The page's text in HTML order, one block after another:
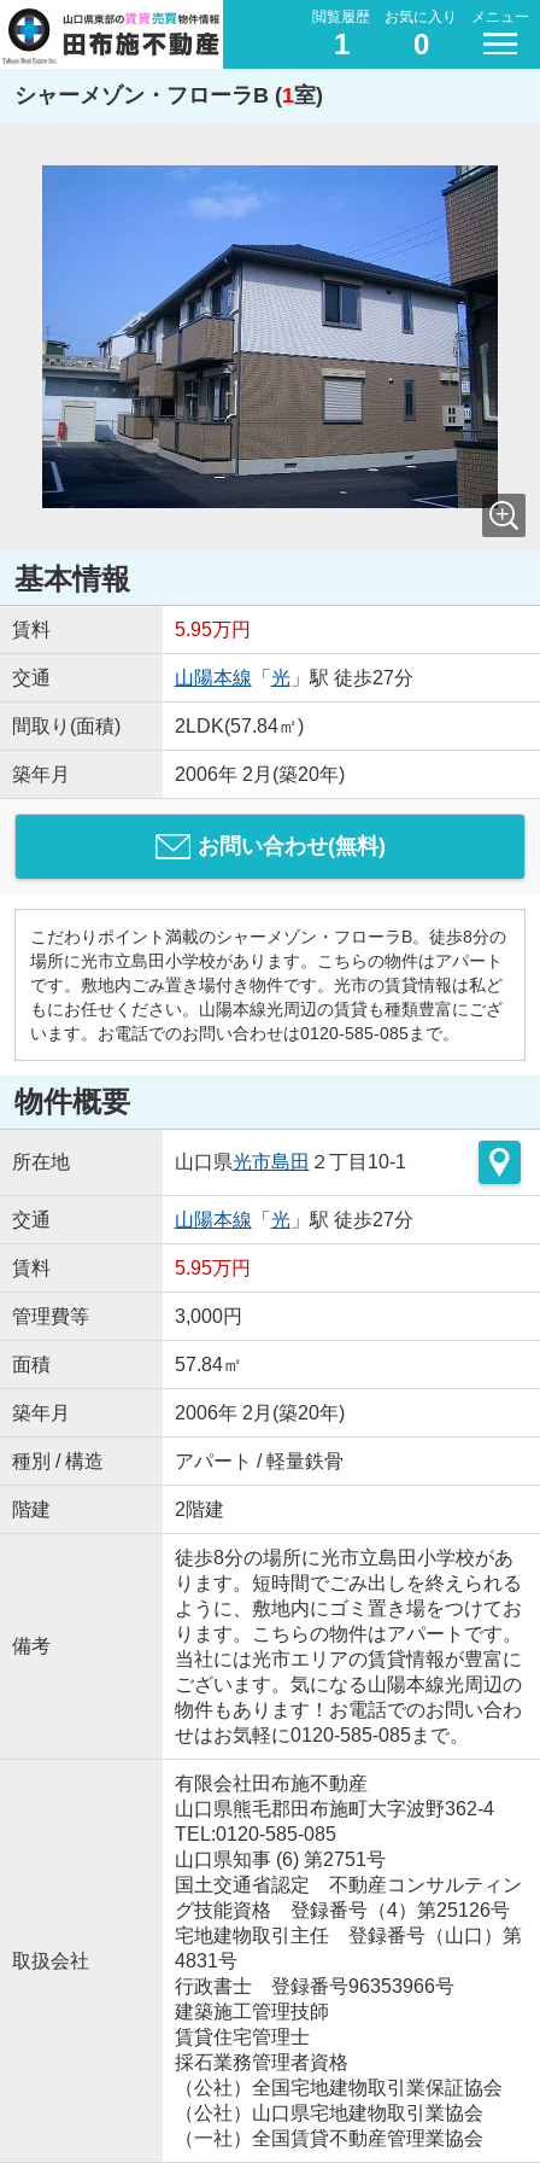
閲覧履歴
1
お気に入り
0
メニュー
シャーメゾン・フローラB (1室)
基本情報
賃料 5.95万円
交通 山陽本線 「 光」駅 徒歩27分
間取り(面積) 2LDK(57.84㎡)
築年月 2006年 2月(築20年)
お問い合わせ(無料)
こだわりポイント満載のシャーメゾン・フローラB。徒歩8分の
場所に光市立島田小学校があります。こちらの物件はアパート
です。敷地内ごみ置き場付き物件です。光市の賃貸情報は私ど
もにお任せください。山陽本線光周辺の賃貸も種類豊富にござ
います。お電話でのお問い合わせは0120-585-085まで。
物件概要
所在地 山口県光市島田 ２丁目10-1
交通 山陽本線 「 光」駅 徒歩27分
賃料 5.95万円
管理費等 3,000円
面積 57.84㎡
築年月 2006年 2月(築20年)
種別 / 構造 アパート / 軽量鉄骨
階建 2階建
備考
徒歩8分の場所に光市立島田小学校があ
ります。短時間でごみ出しを終えられる
ように、敷地内にゴミ置き場をつけてお
ります。こちらの物件はアパートです。
当社には光市エリアの賃貸情報が豊富に
ございます。気になる山陽本線光周辺の
物件もあります！お電話でのお問い合わ
せはお気軽に0120-585-085まで。
取扱会社
有限会社田布施不動産
山口県熊毛郡田布施町大字波野362-4
TEL:0120-585-085
山口県知事 (6) 第2751号
国土交通省認定 不動産コンサルティン
グ技能資格 登録番号（4）第25126号
宅地建物取引主任 登録番号（山口）第
4831号
行政書士 登録番号96353966号
建築施工管理技師
賃貸住宅管理士
採石業務管理者資格
（公社）全国宅地建物取引業保証協会
（公社）山口県宅地建物取引業協会
（一社）全国賃貸不動産管理業協会